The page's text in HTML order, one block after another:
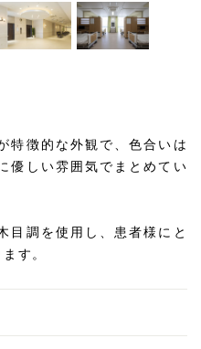
特徴的な外観で、色合いは
優しい雰囲気でまとめてい
目調を使用し、患者様にと
す。